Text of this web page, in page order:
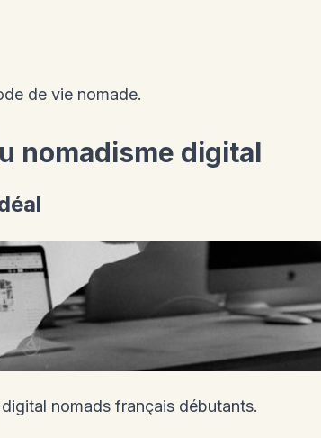
de vie nomade.
nomadisme digital
nomads français débutants.